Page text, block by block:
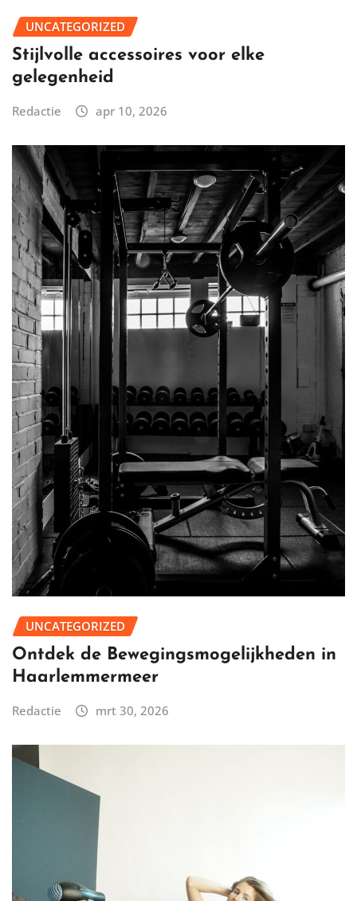
UNCATEGORIZED
Stijlvolle accessoires voor elke
gelegenheid
Redactie apr 10, 2026
UNCATEGORIZED
Ontdek de Bewegingsmogelijkheden in
Haarlemmermeer
Redactie mrt 30, 2026